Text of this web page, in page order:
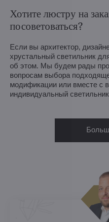
Хотите люстру на
посоветоваться?
Если вы архитектор,
хрустальный светильник
об этом. Мы будем рады
вопросам выбора
модификации или вместе с
индивидуальный